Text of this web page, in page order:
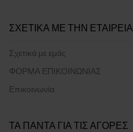
ΣΧΕΤΙΚΑ ΜΕ ΤΗΝ ΕΤΑΙΡΕΙΑ
Σχετικά με εμάς
ΦΟΡΜΑ ΕΠΙΚΟΙΝΩΝΙΑΣ
Επικοινωνία
ΤΑ ΠΑΝΤΑ ΓΙΑ ΤΙΣ ΑΓΟΡΕΣ